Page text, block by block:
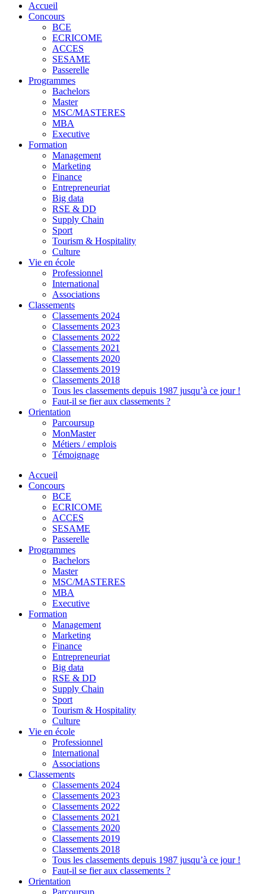
Accueil
Concours
BCE
ECRICOME
ACCES
SESAME
Passerelle
Programmes
Bachelors
Master
MSC/MASTERES
MBA
Executive
Formation
Management
Marketing
Finance
Entrepreneuriat
Big data
RSE & DD
Supply Chain
Sport
Tourism & Hospitality
Culture
Vie en école
Professionnel
International
Associations
Classements
Classements 2024
Classements 2023
Classements 2022
Classements 2021
Classements 2020
Classements 2019
Classements 2018
Tous les classements depuis 1987 jusqu’à ce jour !
Faut-il se fier aux classements ?
Orientation
Parcoursup
MonMaster
Métiers / emplois
Témoignage
Accueil
Concours
BCE
ECRICOME
ACCES
SESAME
Passerelle
Programmes
Bachelors
Master
MSC/MASTERES
MBA
Executive
Formation
Management
Marketing
Finance
Entrepreneuriat
Big data
RSE & DD
Supply Chain
Sport
Tourism & Hospitality
Culture
Vie en école
Professionnel
International
Associations
Classements
Classements 2024
Classements 2023
Classements 2022
Classements 2021
Classements 2020
Classements 2019
Classements 2018
Tous les classements depuis 1987 jusqu’à ce jour !
Faut-il se fier aux classements ?
Orientation